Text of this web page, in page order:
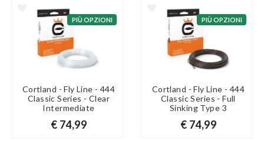
PIÙ OPZIONI
Cortland - Fly Line - 444
Classic Series - Clear
Intermediate
€ 74,99
PIÙ OPZIONI
Cortland - Fly Line - 444
Classic Series - Full
Sinking Type 3
€ 74,99